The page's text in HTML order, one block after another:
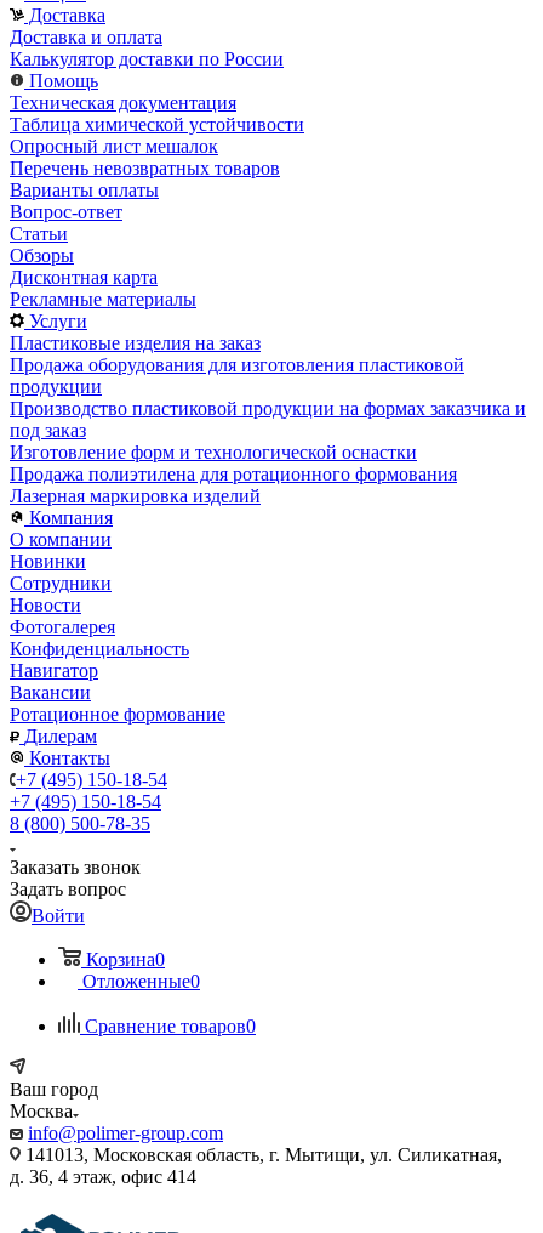
Доставка
Доставка и оплата
Калькулятор доставки по России
Помощь
Техническая документация
Таблица химической устойчивости
Опросный лист мешалок
Перечень невозвратных товаров
Варианты оплаты
Вопрос-ответ
Статьи
Обзоры
Дисконтная карта
Рекламные материалы
Услуги
Пластиковые изделия на заказ
Продажа оборудования для изготовления пластиковой
продукции
Производство пластиковой продукции на формах заказчика и
под заказ
Изготовление форм и технологической оснастки
Продажа полиэтилена для ротационного формования
Лазерная маркировка изделий
Компания
О компании
Новинки
Сотрудники
Новости
Фотогалерея
Конфиденциальность
Навигатор
Вакансии
Ротационное формование
Дилерам
Контакты
+7 (495) 150-18-54
+7 (495) 150-18-54
8 (800) 500-78-35
Заказать звонок
Задать вопрос
Войти
Корзина0
Отложенные0
Сравнение товаров0
Ваш город
Москва
info@polimer-group.com
141013, Московская область, г. Мытищи, ул. Силикатная,
д. 36, 4 этаж, офис 414